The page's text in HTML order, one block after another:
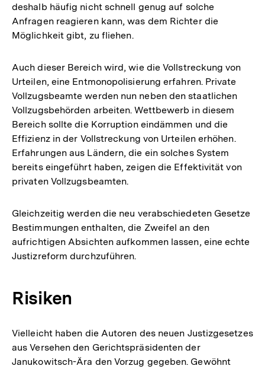
deshalb häufig nicht schnell genug auf solche
Anfragen reagieren kann, was dem Richter die
Möglichkeit gibt, zu fliehen.
Auch dieser Bereich wird, wie die Vollstreckung von
Urteilen, eine Entmonopolisierung erfahren. Private
Vollzugsbeamte werden nun neben den staatlichen
Vollzugsbehörden arbeiten. Wettbewerb in diesem
Bereich sollte die Korruption eindämmen und die
Effizienz in der Vollstreckung von Urteilen erhöhen.
Erfahrungen aus Ländern, die ein solches System
bereits eingeführt haben, zeigen die Effektivität von
privaten Vollzugsbeamten.
Gleichzeitig werden die neu verabschiedeten Gesetze
Bestimmungen enthalten, die Zweifel an den
aufrichtigen Absichten aufkommen lassen, eine echte
Justizreform durchzuführen.
Risiken
Vielleicht haben die Autoren des neuen Justizgesetzes
aus Versehen den Gerichtspräsidenten der
Janukowitsch-Ära den Vorzug gegeben. Gewöhnt